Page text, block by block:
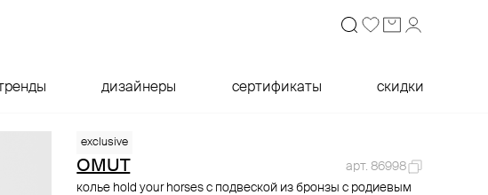
дизайнеры сертификаты скидки
exclusive
OMUT
арт. 86998
колье hold your horses с подвеской из бронзы с родиевым